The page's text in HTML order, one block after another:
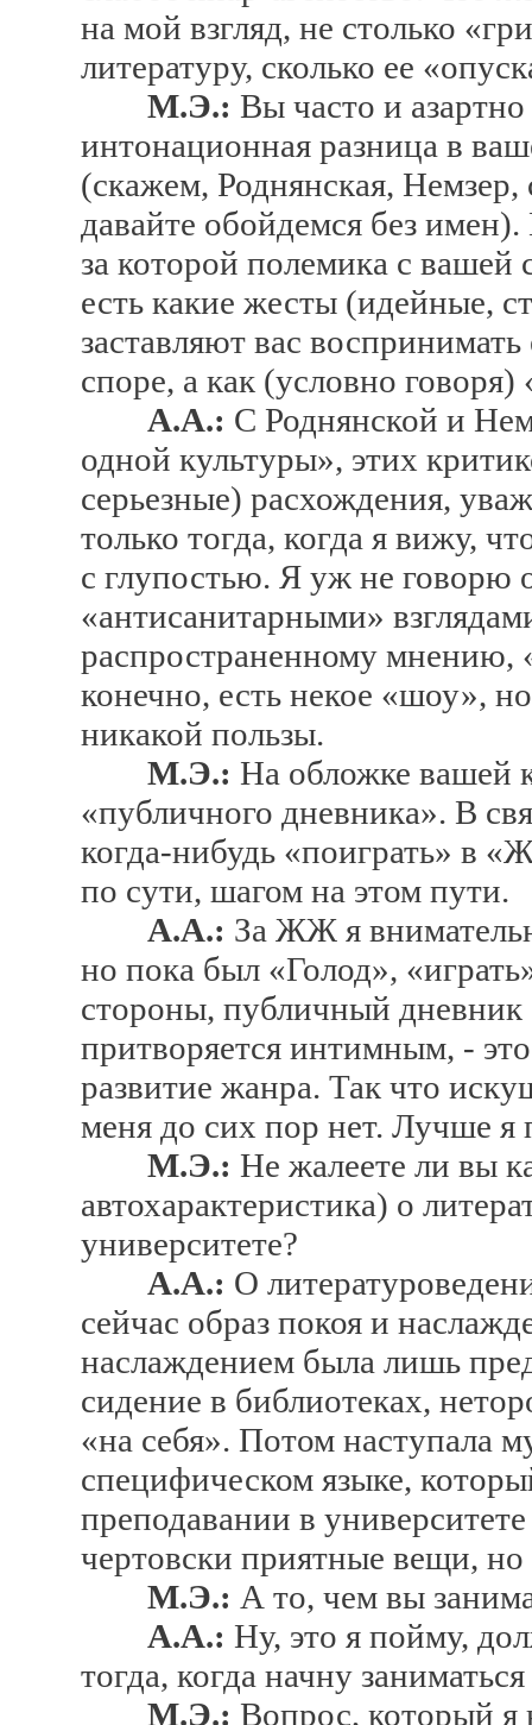
на мой взгляд, не столько
литературу, сколько ее
М.Э.: Вы часто и
интонационная разница в
(скажем, Роднянская,
давайте обойдемся без
за которой полемика с вашей
есть какие жесты (идейные,
заставляют вас
споре, а как (условно говоря)
А.А.: С Роднянской и
одной культуры», этих
серьезные) расхождения,
только тогда, когда я вижу,
с глупостью. Я уж не говорю
«антисанитарными»
распространенному мнению,
конечно, есть некое «шоу»,
никакой пользы.
М.Э.: На обложке вашей
«публичного дневника». В
когда-нибудь «поиграть» в
по сути, шагом на этом пути.
А.А.: За ЖЖ я
но пока был «Голод»,
стороны, публичный
притворяется интимным, -
развитие жанра. Так что
меня до сих пор нет. Лучше я
М.Э.: Не жалеете ли вы
автохарактеристика) о
университете?
А.А.: О
сейчас образ покоя и
наслаждением была лишь
сидение в библиотеках,
«на себя». Потом наступала
специфическом языке,
преподавании в
чертовски приятные вещи,
М.Э.: А то, чем вы
А.А.: Ну, это я пойму,
тогда, когда начну
М.Э.: Вопрос, который я